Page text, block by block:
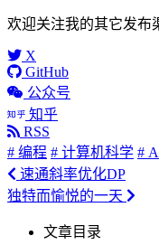
欢迎关注我的其它发布
X
GitHub
公众号
知乎
RSS
# 编程 # 计算机科学 #
速通斜率优化DP
独特而愉悦的一天
文章目录